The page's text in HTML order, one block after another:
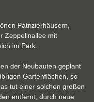
Patrizierhäusern,
Zeppelinallee mit
im Park.
der Neubauten geplant
Gartenflächen, so
tut einer solchen großen
entfernt, durch neue